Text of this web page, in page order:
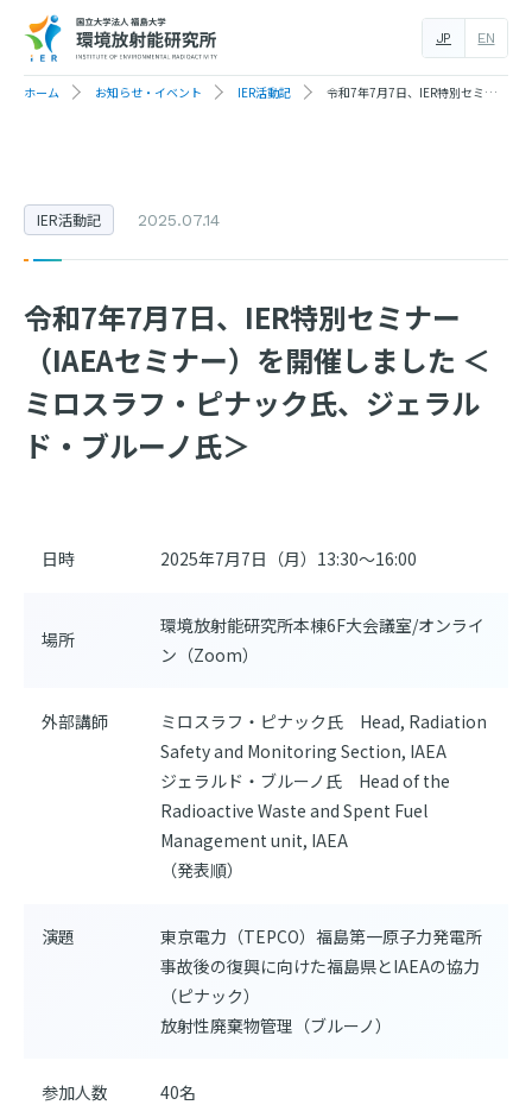
EN
JP
ホーム お知らせ・イベント IER活動記 令和7年7月7日、IER特別セミナー（IAEAセミナー）を開催しました ＜ミロスラフ・ピナック氏、ジェラルド・ブルーノ氏＞
令和7年7月7日、IER特別セミナー
（IAEAセミナー）を開催しました ＜
ミロスラフ・ピナック氏、ジェラル
ド・ブルーノ氏＞
IER活動記 2025.07.14
日時 2025年7月7日（月）13:30～16:00
場所
環境放射能研究所本棟6F大会議室/オンライ
ン（Zoom）
外部講師
ミロスラフ・ピナック氏 Head, Radiation
Safety and Monitoring Section, IAEA
ジェラルド・ブルーノ氏 Head of the
Radioactive Waste and Spent Fuel
Management unit, IAEA
（発表順）
演題
東京電力（TEPCO）福島第一原子力発電所
事故後の復興に向けた福島県とIAEAの協力
（ピナック）
放射性廃棄物管理（ブルーノ）
参加人数 40名